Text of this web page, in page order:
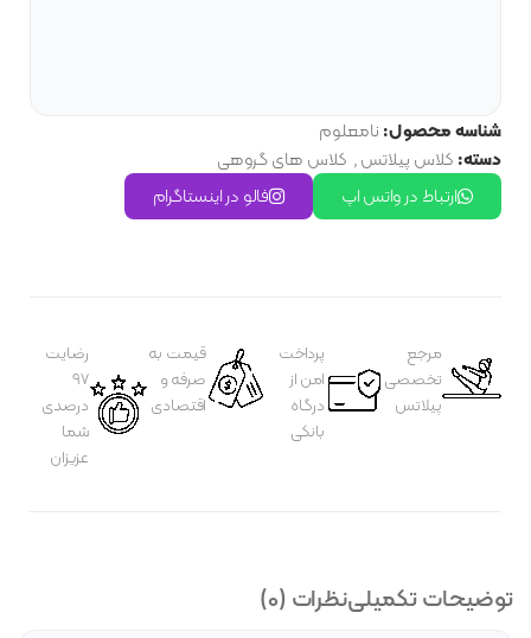
شناسه محصول:نامعلوم
دسته:کلاس پیلاتس, کلاس های گروهی
ارتباط در واتس اپ
فالو در اینستاگرام
مرجع
تخصصی
پیلاتس
پرداخت
امن از
درگاه
بانکی
قیمت به
صرفه و
اقتصادی
رضایت
97
درصدی
شما
عزیزان
توضیحات تکمیلینظرات (0)